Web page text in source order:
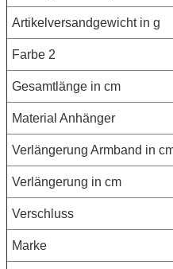
Artikelversandgewicht in g
Farbe 2
Gesamtlänge in cm
Material Anhänger
Verlängerung Armband in
Verlängerung in cm
Verschluss
Marke